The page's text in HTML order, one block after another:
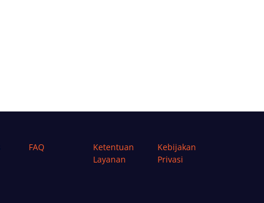
FAQ
Ketentuan
Layanan
Kebijakan
Privasi